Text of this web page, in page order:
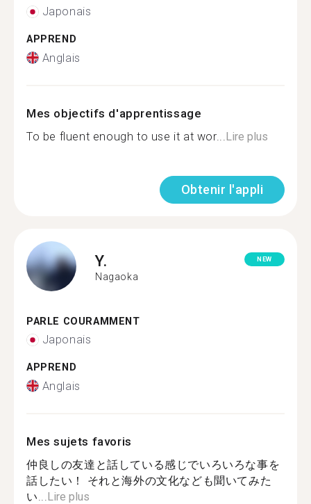
Japonais
APPREND
Anglais
Mes objectifs d'apprentissage
To be fluent enough to use it at wor... Lire plus
Obtenir l'appli
Y.
Nagaoka
NEW
PARLE COURAMMENT
Japonais
APPREND
Anglais
Mes sujets favoris
仲良しの友達と話している感じでいろいろな事を
話したい！ それと海外の文化なども聞いてみた
い... Lire plus